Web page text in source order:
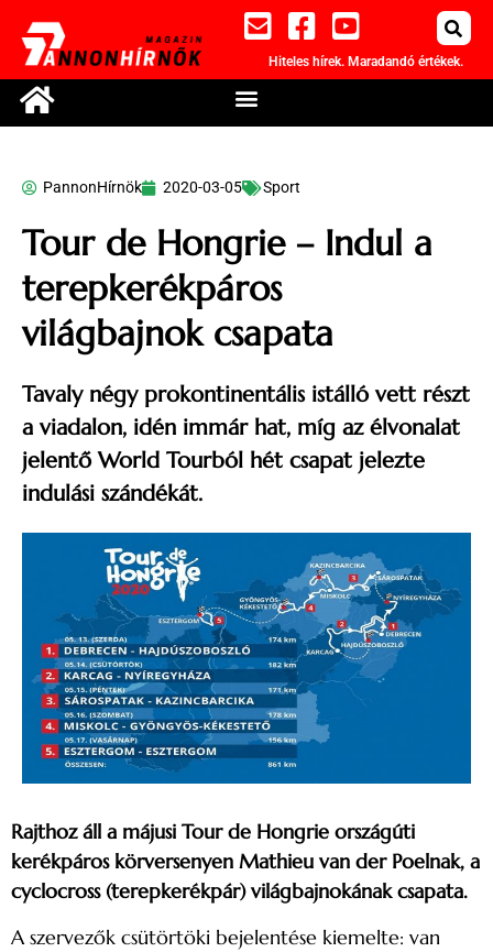
Hiteles hírek. Maradandó értékek.
PannonHírnök 2020-03-05 Sport
Tour de Hongrie – Indul a
terepkerékpáros
világbajnok csapata
Tavaly négy prokontinentális istálló vett részt
a viadalon, idén immár hat, míg az élvonalat
jelentő World Tourból hét csapat jelezte
indulási szándékát.
Rajthoz áll a májusi Tour de Hongrie országúti
kerékpáros körversenyen Mathieu van der Poelnak, a
cyclocross (terepkerékpár) világbajnokának csapata.
A szervezők csütörtöki bejelentése kiemelte: van